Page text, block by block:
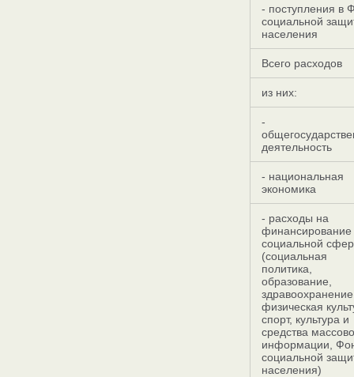
- поступления в
социальной
населения
Всего расходов
из них:
-
деятельность
- национальная
экономика
- расходы на
финансирование
социальной
(социальная
политика,
образование,
физическая
спорт, культура и
средства
информации,
социальной
населения)